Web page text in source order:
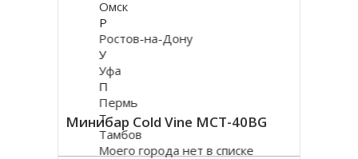
Минибар Cold Vine MCT-40BG
Омск
Р
Ростов-на-Дону
У
Уфа
П
Пермь
Т
Тамбов
Моего города нет в списке